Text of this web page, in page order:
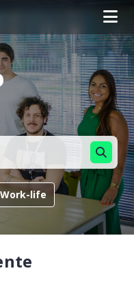
Work-life